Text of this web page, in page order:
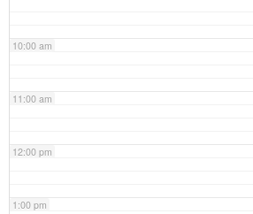
10:00 am
11:00 am
12:00 pm
1:00 pm